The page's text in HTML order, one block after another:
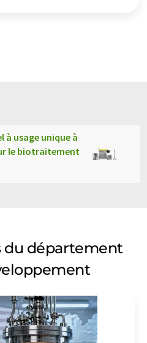
usage unique à
le biotraitement
du département